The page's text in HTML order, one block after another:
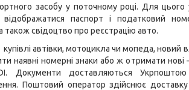
засобу у поточному році. Для цього
паспорт і податковий
також свідоцтво про реєстрацію авто.
купівлі автівки, мотоцикла чи мопеда, новий
наявні номерні знаки або ж отримати нові
Документи доставляються
Поштовий оператор здійснює